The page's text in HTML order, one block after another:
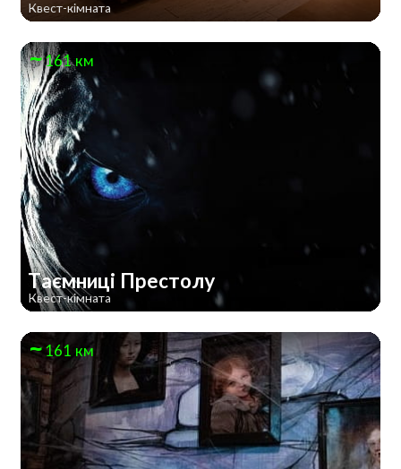
Квест-кімната
161 км
Таємниці Престолу
Квест-кімната
161 км